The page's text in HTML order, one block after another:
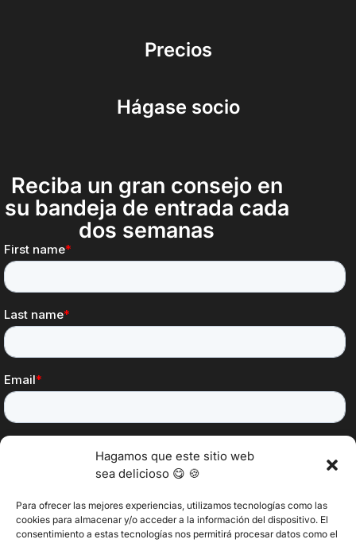
Hagamos que este sitio web
sea delicioso 😋 🍪
Para ofrecer las mejores experiencias, utilizamos tecnologías como las
cookies para almacenar y/o acceder a la información del dispositivo. El
consentimiento a estas tecnologías nos permitirá procesar datos como el
Precios
Hágase socio
Reciba un gran consejo en
su bandeja de entrada cada
dos semanas
@2025 Vertitech. Todos los derechos reservados.